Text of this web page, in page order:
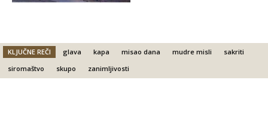
KLJUČNE REČI glava kapa misao dana mudre misli
sakriti
siromaštvo
skupo zanimljivosti